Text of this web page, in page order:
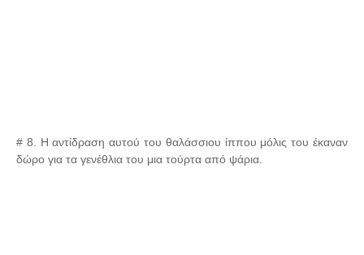
# 8. Η αντίδραση αυτού του θαλάσσιου ίππου μόλις του έκαναν
δώρο για τα γενέθλια του μια τούρτα από ψάρια.